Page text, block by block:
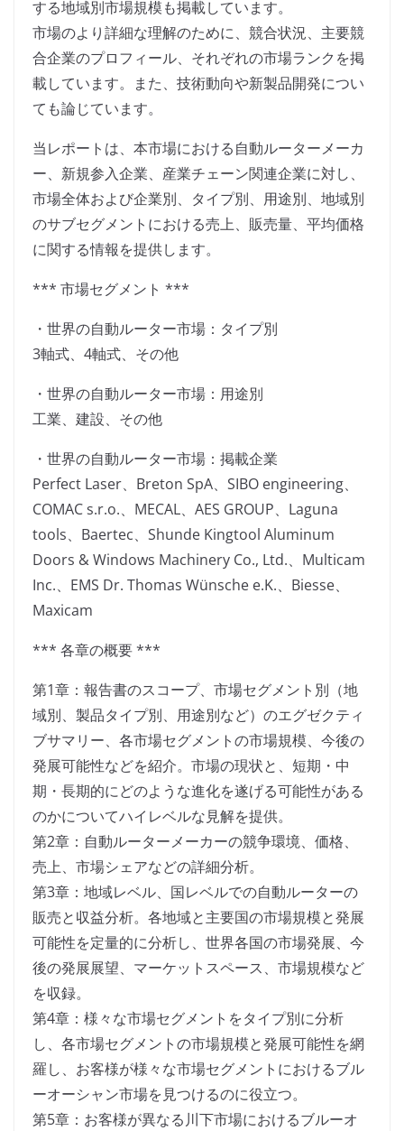
する地域別市場規模も掲載しています。
市場のより詳細な理解のために、競合状況、主要競
合企業のプロフィール、それぞれの市場ランクを掲
載しています。また、技術動向や新製品開発につい
ても論じています。
当レポートは、本市場における自動ルーターメーカ
ー、新規参入企業、産業チェーン関連企業に対し、
市場全体および企業別、タイプ別、用途別、地域別
のサブセグメントにおける売上、販売量、平均価格
に関する情報を提供します。
*** 市場セグメント ***
・世界の自動ルーター市場：タイプ別
3軸式、4軸式、その他
・世界の自動ルーター市場：用途別
工業、建設、その他
・世界の自動ルーター市場：掲載企業
Perfect Laser、Breton SpA、SIBO engineering、
COMAC s.r.o.、MECAL、AES GROUP、Laguna
tools、Baertec、Shunde Kingtool Aluminum
Doors & Windows Machinery Co., Ltd.、Multicam
Inc.、EMS Dr. Thomas Wünsche e.K.、Biesse、
Maxicam
*** 各章の概要 ***
第1章：報告書のスコープ、市場セグメント別（地
域別、製品タイプ別、用途別など）のエグゼクティ
ブサマリー、各市場セグメントの市場規模、今後の
発展可能性などを紹介。市場の現状と、短期・中
期・長期的にどのような進化を遂げる可能性がある
のかについてハイレベルな見解を提供。
第2章：自動ルーターメーカーの競争環境、価格、
売上、市場シェアなどの詳細分析。
第3章：地域レベル、国レベルでの自動ルーターの
販売と収益分析。各地域と主要国の市場規模と発展
可能性を定量的に分析し、世界各国の市場発展、今
後の発展展望、マーケットスペース、市場規模など
を収録。
第4章：様々な市場セグメントをタイプ別に分析
し、各市場セグメントの市場規模と発展可能性を網
羅し、お客様が様々な市場セグメントにおけるブル
ーオーシャン市場を見つけるのに役立つ。
第5章：お客様が異なる川下市場におけるブルーオ